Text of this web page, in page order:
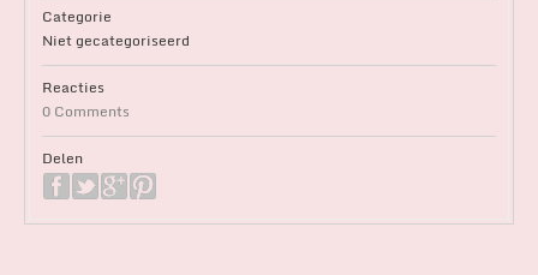
Categorie
Niet gecategoriseerd
Reacties
0 Comments
Delen